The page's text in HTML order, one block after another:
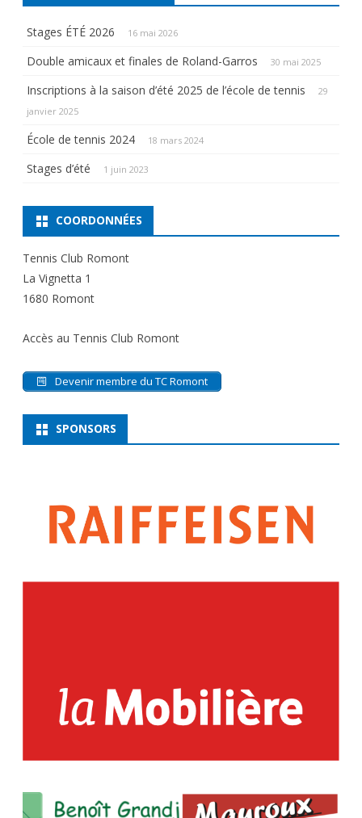
Stages ÉTÉ 2026 16 mai 2026
Double amicaux et finales de Roland-Garros 30 mai 2025
Inscriptions à la saison d’été 2025 de l’école de tennis
29
janvier 2025
École de tennis 2024 18 mars 2024
Stages d’été 1 juin 2023
COORDONNÉES
Tennis Club Romont
La Vignetta 1
1680 Romont
Accès au Tennis Club Romont
Devenir membre du TC Romont
SPONSORS